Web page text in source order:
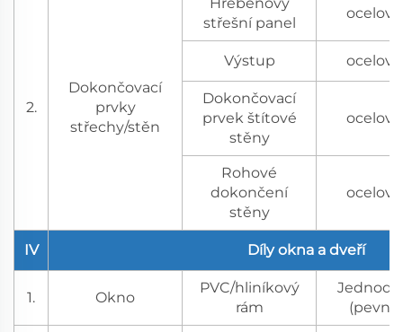
2.
Dokončovací
prvky
střechy/stěn
střešní panel
Výstup
Dokončovací
prvek štítové
stěny
Rohové
dokončení
stěny
IV Díly okna a dveří
1. Okno
PVC/hliníkový
rám